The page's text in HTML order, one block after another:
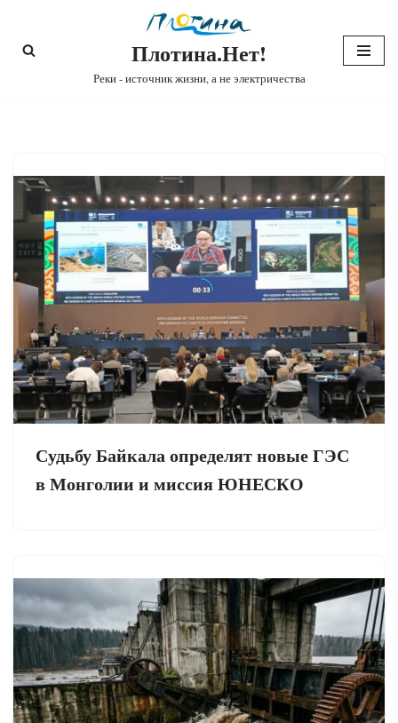
Перейти
Плотина.Нет!
Реки - источник жизни, а не электричества
Судьбу Байкала определят новые ГЭС
в Монголии и миссия ЮНЕСКО